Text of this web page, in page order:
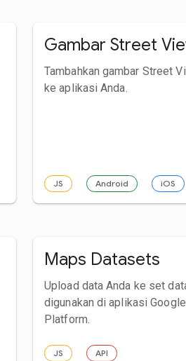
Gambar Street
Tambahkan gambar Street
ke aplikasi Anda.
JS Android iOS
Maps Datasets
Upload data Anda ke set
digunakan di aplikasi
Platform.
JS API